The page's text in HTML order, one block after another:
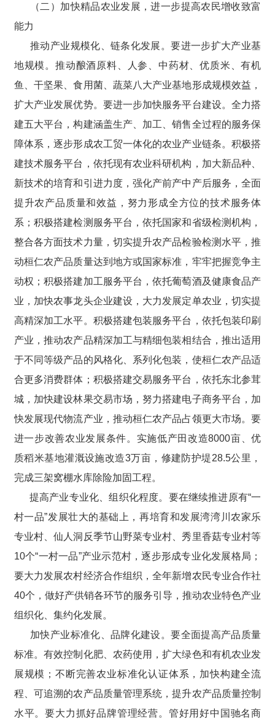
（二）加快精品农业发展，进一步提高农民增收致富
能力
推动产业规模化、链条化发展。要进一步扩大产业基
地规模。推动酿酒原料、人参、中药材、优质米、有机
鱼、干坚果、食用菌、蔬菜八大产业基地形成规模效益，
扩大产业发展优势。要进一步加快服务平台建设。全力搭
建五大平台，构建涵盖生产、加工、销售全过程的服务保
障体系，逐步形成农工贸一体化的农业产业链条。积极搭
建技术服务平台，依托现有农业科研机构，加大新品种、
新技术的培育和引进力度，强化产前产中产后服务，全面
提升农产品质量和效益，努力形成全方位的技术服务体
系；积极搭建检测服务平台，依托国家和省级检测机构，
整合各方面技术力量，切实提升农产品检验检测水平，推
动桓仁农产品质量达到地方或国家标准，牢牢把握竞争主
动权；积极搭建加工服务平台，依托葡萄酒及健康食品产
业，加快农事龙头企业建设，大力发展定单农业，切实提
高精深加工水平。积极搭建包装服务平台，依托包装印刷
产业，推动农产品精深加工与精细包装相结合，推出适用
于不同等级产品的风格化、系列化包装，使桓仁农产品适
合更多消费群体；积极搭建交易服务平台，依托东北参茸
城，加快建设林果交易市场，努力搭建电子商务平台，加
快发展现代物流产业，推动桓仁农产品占领更大市场。要
进一步改善农业发展条件。实施低产田改造8000亩、优
质稻米基地灌溉设施改造3万亩，修建防护堤28.5公里，
完成三架窝棚水库除险加固工程。
提高产业专业化、组织化程度。要在继续推进原有“一
村一品”发展壮大的基础上，再培育和发展湾湾川农家乐
专业村、仙人洞反季节山野菜专业村、秀里香菇专业村等
10个“一村一品”产业示范村，逐步形成专业化发展格局；
要大力发展农村经济合作组织，全年新增农民专业合作社
40个，做好产供销各环节的服务引导，推动农业特色产业
组织化、集约化发展。
加快产业标准化、品牌化建设。要全面提高产品质量
标准。有效控制化肥、农药使用，扩大绿色和有机农业发
展规模；不断完善农业标准化认证体系，加快构建全流
程、可追溯的农产品质量管理系统，提升农产品质量控制
水平。要大力抓好品牌管理经营。管好用好中国驰名商